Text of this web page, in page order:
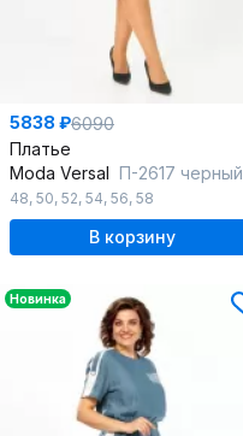
5838 ₽6090
Платье
Moda Versal П-2617 черный
48, 50, 52, 54, 56, 58
В корзину
Новинка